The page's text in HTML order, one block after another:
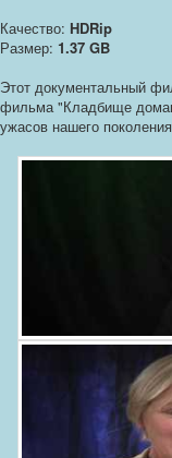
Качество: HDRip
Размер: 1.37 GB
Этот документальный
фильма "Кладбище
ужасов нашего